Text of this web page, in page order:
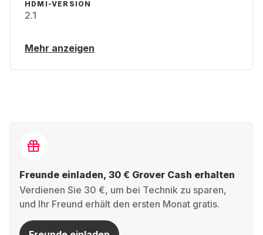
HDMI-VERSION
2.1
Mehr anzeigen
Freunde einladen, 30 € Grover Cash erhalten
Verdienen Sie 30 €, um bei Technik zu sparen,
und Ihr Freund erhält den ersten Monat gratis.